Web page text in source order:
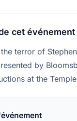
cet événement
terror of
by
at the